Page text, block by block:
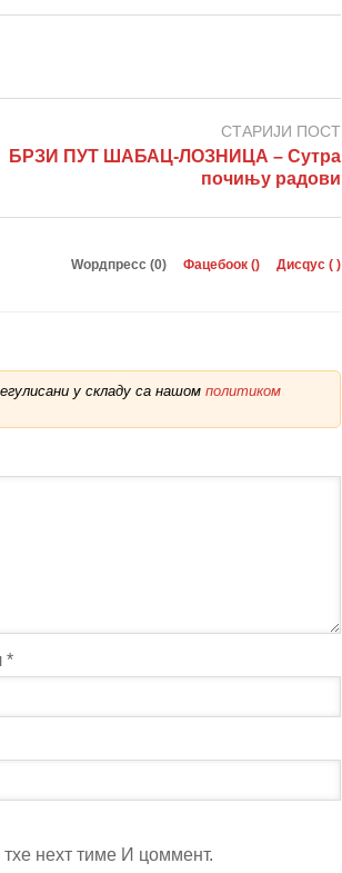
СТАРИЈИ ПОСТ
БРЗИ ПУТ ШАБАЦ-ЛОЗНИЦА – Сутра
почињу радови
Wордпресс (0) Фацебоок () Дисqус ( )
у складу са нашом политиком
*
неxт тиме И цоммент.